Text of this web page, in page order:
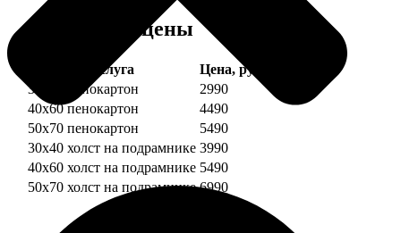
Форматы и цены
Услуга
Цена, руб.
30х40 пенокартон
2990
40х60 пенокартон
4490
50х70 пенокартон
5490
30х40 холст на подрамнике 3990
40х60 холст на подрамнике 5490
50х70 холст на подрамнике 6990